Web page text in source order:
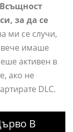
Всъщност
за да се
ми се случи,
вече имаше
активен в
ако не
DLC.
В